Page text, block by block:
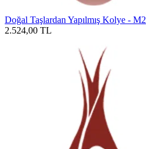
Doğal Taşlardan Yapılmış Kolye - M2
2.524,00 TL